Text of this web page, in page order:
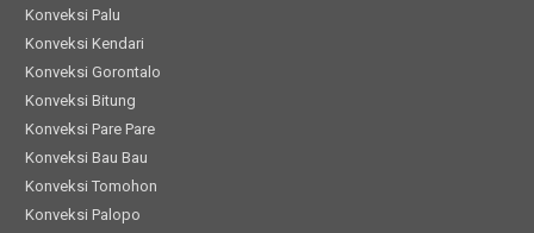
Konveksi Palu
Konveksi Kendari
Konveksi Gorontalo
Konveksi Bitung
Konveksi Pare Pare
Konveksi Bau Bau
Konveksi Tomohon
Konveksi Palopo